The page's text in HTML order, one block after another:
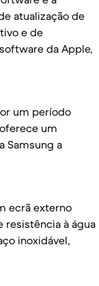
atualização de
e de
da Apple,
um período
um
Samsung a
ecrã externo
resistência à água
inoxidável,